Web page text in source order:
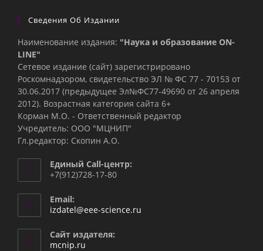
Сведения Об Издании
Наименование издания: "Наука и образование ON-
LINE"
Сетевое издание (сайт) зарегистрировано
Роскомнадзором, свидетельство ЭЛ № ФС 77 - 70153 от
30.06.2017 (предыдущее Эл№ФC77-49690 от 26 апреля
2012). Возрастная категория сайта 6+
Корман М.О. - Ответственный редактор
Учредитель: ООО "МЦНИП"
Гл.редактор: Скопин А.О.
Единый Call-центр:
+7(912)728-17-80
Email:
izdatel@eee-science.ru
Сайт издателя:
mcnip.ru